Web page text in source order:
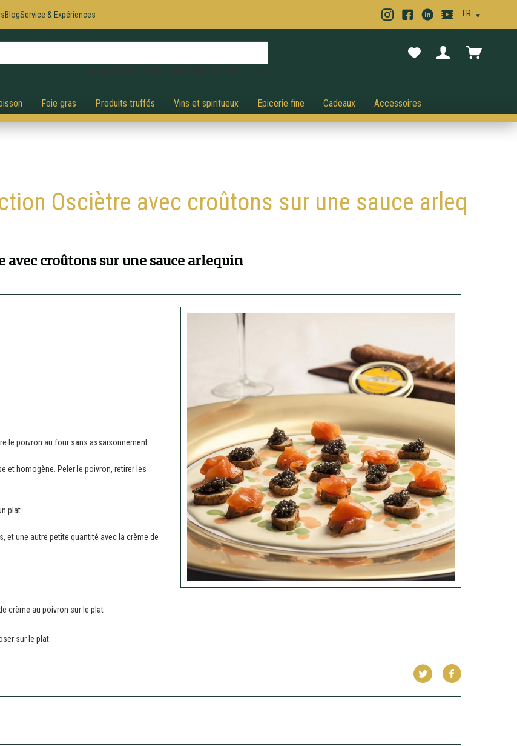
BlogService & Expériences
Foie gras Produits truffés Vins et spiritueux Epicerie fine Cadeaux Accessoires
Osciètre avec croûtons sur une sauce arlequin
avec croûtons sur une sauce arlequin
le poivron au four sans assaisonnement.
et homogène. Peler le poivron, retirer les
plat
et une autre petite quantité avec la crème de
crème au poivron sur le plat
sur le plat.